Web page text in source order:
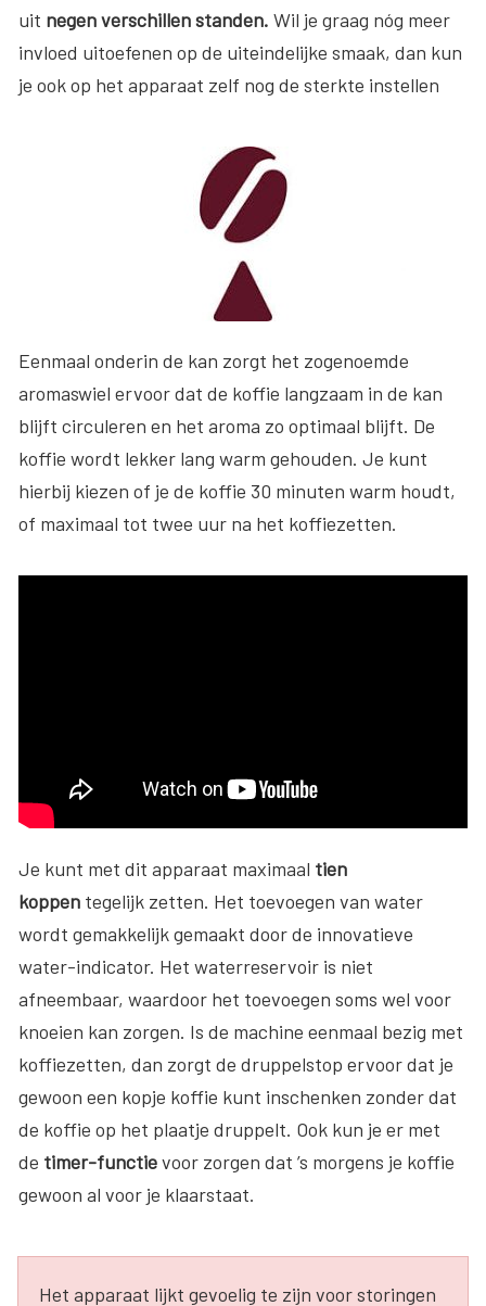
uit negen verschillen standen. Wil je graag nóg meer
invloed uitoefenen op de uiteindelijke smaak, dan kun
je ook op het apparaat zelf nog de sterkte instellen
Eenmaal onderin de kan zorgt het zogenoemde
aromaswiel ervoor dat de koffie langzaam in de kan
blijft circuleren en het aroma zo optimaal blijft. De
koffie wordt lekker lang warm gehouden. Je kunt
hierbij kiezen of je de koffie 30 minuten warm houdt,
of maximaal tot twee uur na het koffiezetten.
Je kunt met dit apparaat maximaal tien
koppen tegelijk zetten. Het toevoegen van water
wordt gemakkelijk gemaakt door de innovatieve
water-indicator. Het waterreservoir is niet
afneembaar, waardoor het toevoegen soms wel voor
knoeien kan zorgen. Is de machine eenmaal bezig met
koffiezetten, dan zorgt de druppelstop ervoor dat je
gewoon een kopje koffie kunt inschenken zonder dat
de koffie op het plaatje druppelt. Ook kun je er met
de timer-functievoor zorgen dat ’s morgens je koffie
gewoon al voor je klaarstaat.
Het apparaat lijkt gevoelig te zijn voor storingen